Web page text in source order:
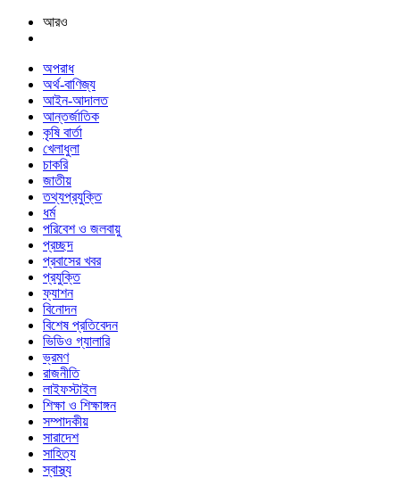
আরও
অপরাধ
অর্থ-বাণিজ্য
আইন-আদালত
আন্তর্জাতিক
কৃষি বার্তা
খেলাধুলা
চাকরি
জাতীয়
তথ্যপ্রযুক্তি
ধর্ম
পরিবেশ ও জলবায়ু
প্রচ্ছদ
প্রবাসের খবর
প্রযুক্তি
ফ্যাশন
বিনোদন
বিশেষ প্রতিবেদন
ভিডিও গ্যালারি
ভ্রমণ
রাজনীতি
লাইফস্টাইল
শিক্ষা ও শিক্ষাঙ্গন
সম্পাদকীয়
সারাদেশ
সাহিত্য
স্বাস্থ্য